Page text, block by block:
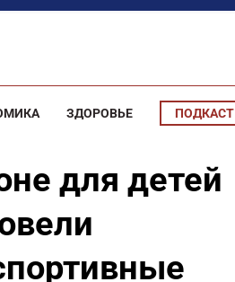
ЗДОРОВЬЕ ПОДКАСТ
для детей